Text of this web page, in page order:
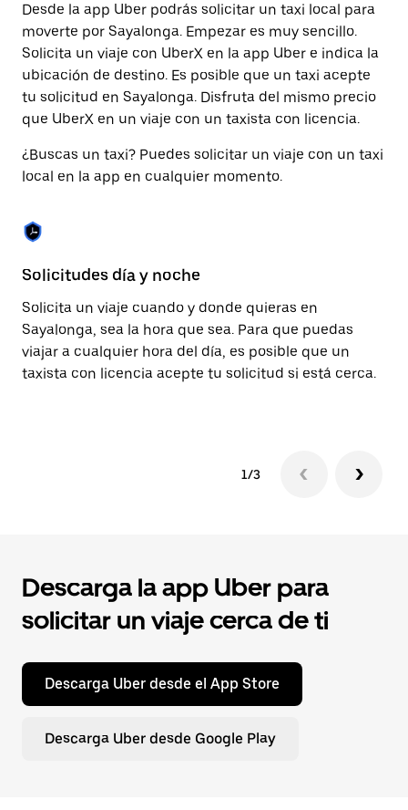
Pulsa
el
botón
de
escape
para
cerrar
el
Desde la app Uber podrás solicitar un taxi local para
moverte por Sayalonga. Empezar es muy sencillo.
Solicita un viaje con UberX en la app Uber e indica la
ubicación de destino. Es posible que un taxi acepte
tu solicitud en Sayalonga. Disfruta del mismo precio
que UberX en un viaje con un taxista con licencia.
¿Buscas un taxi? Puedes solicitar un viaje con un taxi
local en la app en cualquier momento.
Solicitudes día y noche
Solicita un viaje cuando y donde quieras en
Sayalonga, sea la hora que sea. Para que puedas
viajar a cualquier hora del día, es posible que un
taxista con licencia acepte tu solicitud si está cerca.
1/3
Descarga la app Uber para
solicitar un viaje cerca de ti
Descarga Uber desde el App Store
Descarga Uber desde Google Play